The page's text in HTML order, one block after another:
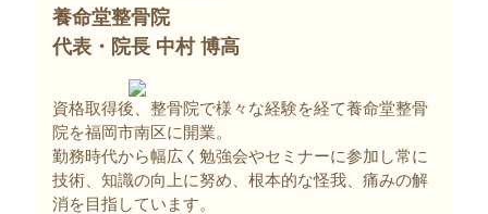
養命堂整骨院
代表・院長 中村 博高
資格取得後、整骨院で様々な経験を経て養命堂整骨
院を福岡市南区に開業。
勤務時代から幅広く勉強会やセミナーに参加し常に
技術、知識の向上に努め、根本的な怪我、痛みの解
消を目指しています。